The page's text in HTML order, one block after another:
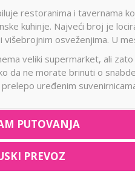
restoranima i tavernama
kuhinje. Najveći broj je
višebrojnim osveženjima. U
veliki supermarket, ali
da ne morate brinuti o
uređenim
PUTOVANJA
PREVOZ